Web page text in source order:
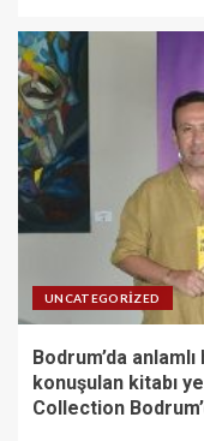
UNCATEGORIZED
Bodrum’da
konuşulan kitabı
Collection